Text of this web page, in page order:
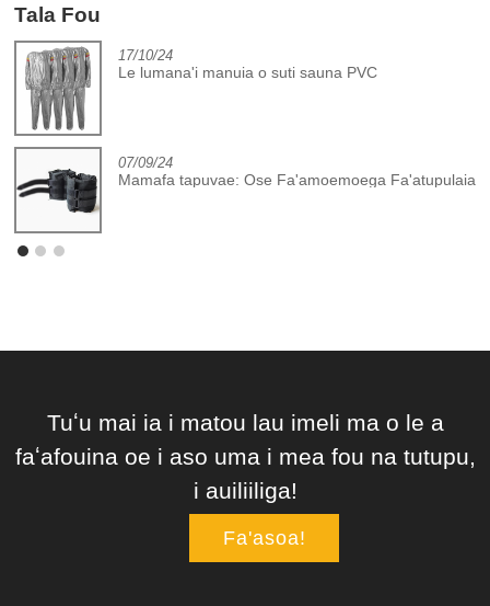
Tala Fou
17/10/24
Le lumana'i manuia o suti sauna PVC
07/09/24
Mamafa tapuvae: Ose Fa'amoemoega Fa'atupulaia
Tuʻu mai ia i matou lau imeli ma o le a
faʻafouina oe i aso uma i mea fou na tutupu,
i auiliiliga!
Fa'asoa!